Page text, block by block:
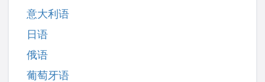
意大利语
日语
俄语
葡萄牙语